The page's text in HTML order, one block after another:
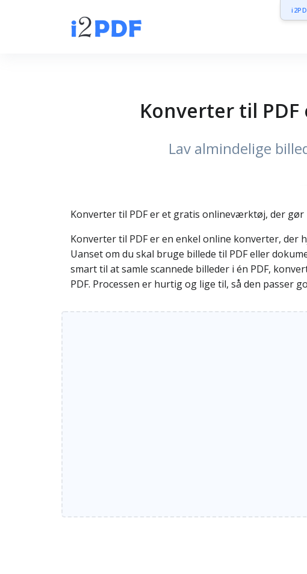
Konverter til
Lav almindelige
Konverter til PDF er et gratis onlineværktøj, der
Konverter til PDF er en enkel online konverter,
Uanset om du skal bruge billede til PDF eller
smart til at samle scannede billeder i én PDF,
PDF. Processen er hurtig og lige til, så den passer